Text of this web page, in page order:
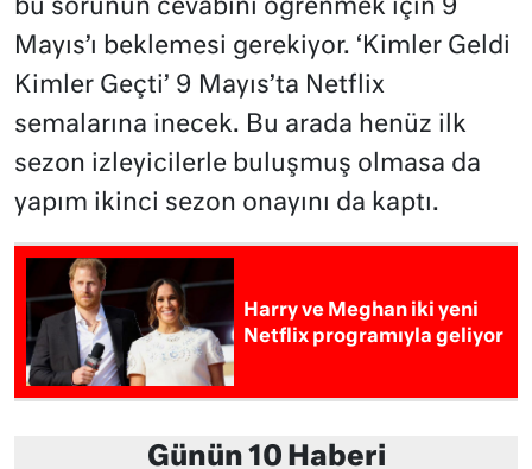
bu sorunun cevabını öğrenmek için 9
Mayıs’ı beklemesi gerekiyor. ‘Kimler Geldi
Kimler Geçti’ 9 Mayıs’ta Netflix
semalarına inecek. Bu arada henüz ilk
sezon izleyicilerle buluşmuş olmasa da
yapım ikinci sezon onayını da kaptı.
Harry ve Meghan iki yeni
Netflix programıyla geliyor
Günün 10 Haberi